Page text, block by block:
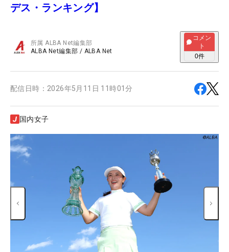
デス・ランキング】
所属ALBA Net編集部
ALBA Net編集部 / ALBA Net
コメン
ト
0件
配信日時： 2026年5月11日 11時01分
国内女子